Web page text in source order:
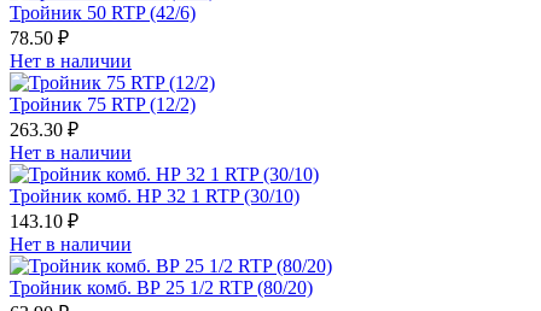
Тройник 50 RTP (42/6)
78.50 ₽
Нет в наличии
Тройник 75 RTP (12/2)
263.30 ₽
Нет в наличии
Тройник комб. HР 32 1 RTP (30/10)
143.10 ₽
Нет в наличии
Тройник комб. ВР 25 1/2 RTP (80/20)